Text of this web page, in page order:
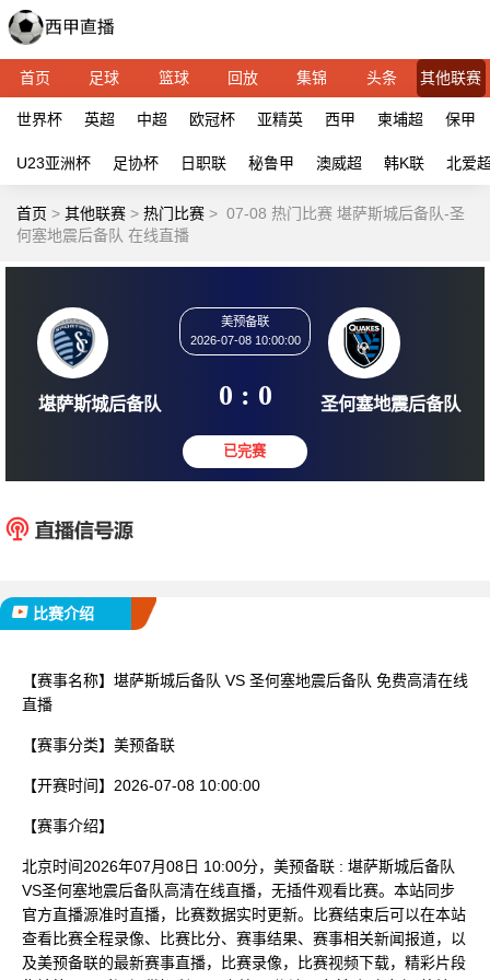
首页 足球 篮球 回放 集锦 头条 其他联赛
世界杯 英超 中超 欧冠杯 亚精英 西甲 柬埔超 保甲
U23亚洲杯 足协杯 日职联 秘鲁甲 澳威超 韩K联 北爱
首页 > 其他联赛 > 热门比赛 > 07-08 热门比赛 堪萨斯城后备队-圣
何塞地震后备队 在线直播
美预备联
2026-07-08 10:00:00
0 : 0
比赛介绍
【赛事名称】 堪萨斯城后备队 VS 圣何塞地震后备队 免费高清在线
直播
【赛事分类】 美预备联
【开赛时间】 2026-07-08 10:00:00
【赛事介绍】
北京时间2026年07月08日 10:00分，美预备联 : 堪萨斯城后备队
VS圣何塞地震后备队高清在线直播，无插件观看比赛。本站同步
官方直播源准时直播，比赛数据实时更新。比赛结束后可以在本站
查看比赛全程录像、比赛比分、赛事结果、赛事相关新闻报道，以
及美预备联的最新赛事直播，比赛录像，比赛视频下载，精彩片段